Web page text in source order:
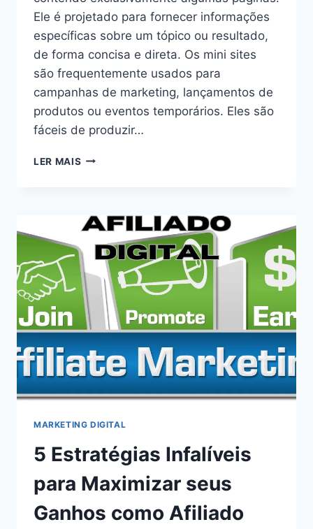
Ele é projetado para fornecer informações
específicas sobre um tópico ou resultado,
de forma concisa e direta. Os mini sites
são frequentemente usados para
campanhas de marketing, lançamentos de
produtos ou eventos temporários. Eles são
fáceis de produzir…
LER MAIS MINI
MARKETING DIGITAL
5 Estratégias Infalíveis
para Maximizar seus
Ganhos como Afiliado